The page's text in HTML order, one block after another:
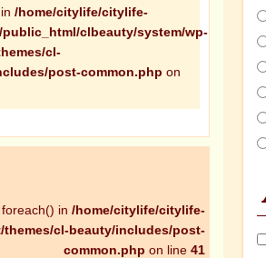
/home/citylife/citylife-
public_html/clbeauty/system/wp-
cl-
post-common.php on
in /home/citylife/citylife-
cl-beauty/includes/post-
common.php on line 41